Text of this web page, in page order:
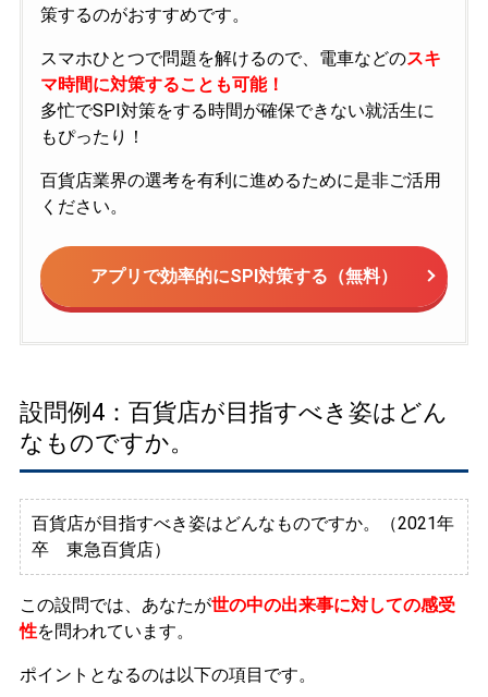
策するのがおすすめです。
スマホひとつで問題を解けるので、電車などのスキ
マ時間に対策することも可能！
多忙でSPI対策をする時間が確保できない就活生に
もぴったり！
百貨店業界の選考を有利に進めるために是非ご活用
ください。
アプリで効率的にSPI対策する（無料）
設問例4：百貨店が目指すべき姿はどん
なものですか。
百貨店が目指すべき姿はどんなものですか。（2021年
卒 東急百貨店）
この設問では、 あなたが世の中の出来事に対しての感受
性を問われています。
ポイントとなるのは以下の項目です。